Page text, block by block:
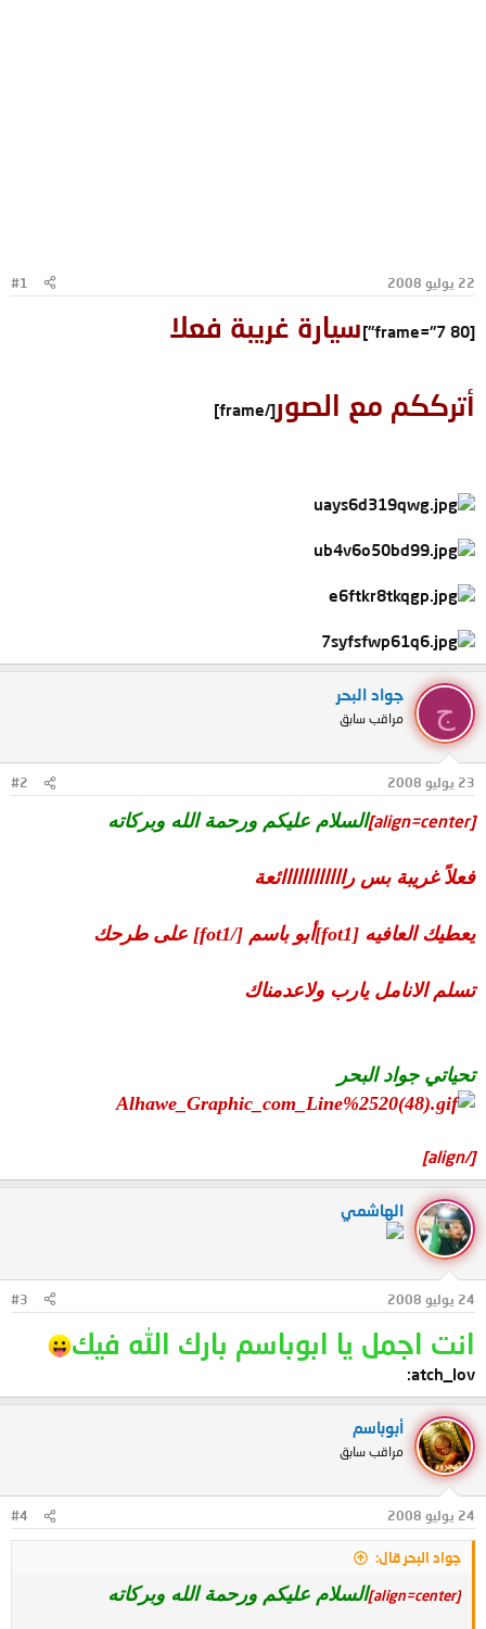
22 يوليو 2008 #1
[frame="7 80"] سيارة غريبة فعلا
أترككم مع الصور[/frame]
ج
جواد البحر
مراقب سابق
23 يوليو 2008 #2
[align=center] السلام عليكم ورحمة الله وبركاته
فعلاً غريبة بس راااااااااااائعة
يعطيك العافيه [fot1]أبو باسم [/fot1] على طرحك
تسلم الانامل يارب ولاعدمناك
تحياتي جواد البحر
[/align]
الهاشمي
24 يوليو 2008 #3
انت اجمل يا ابوباسم بارك الله فيك
atch_lov:
أبوباسم
مراقب سابق
24 يوليو 2008 #4
جواد البحر قال:
[align=center] السلام عليكم ورحمة الله وبركاته